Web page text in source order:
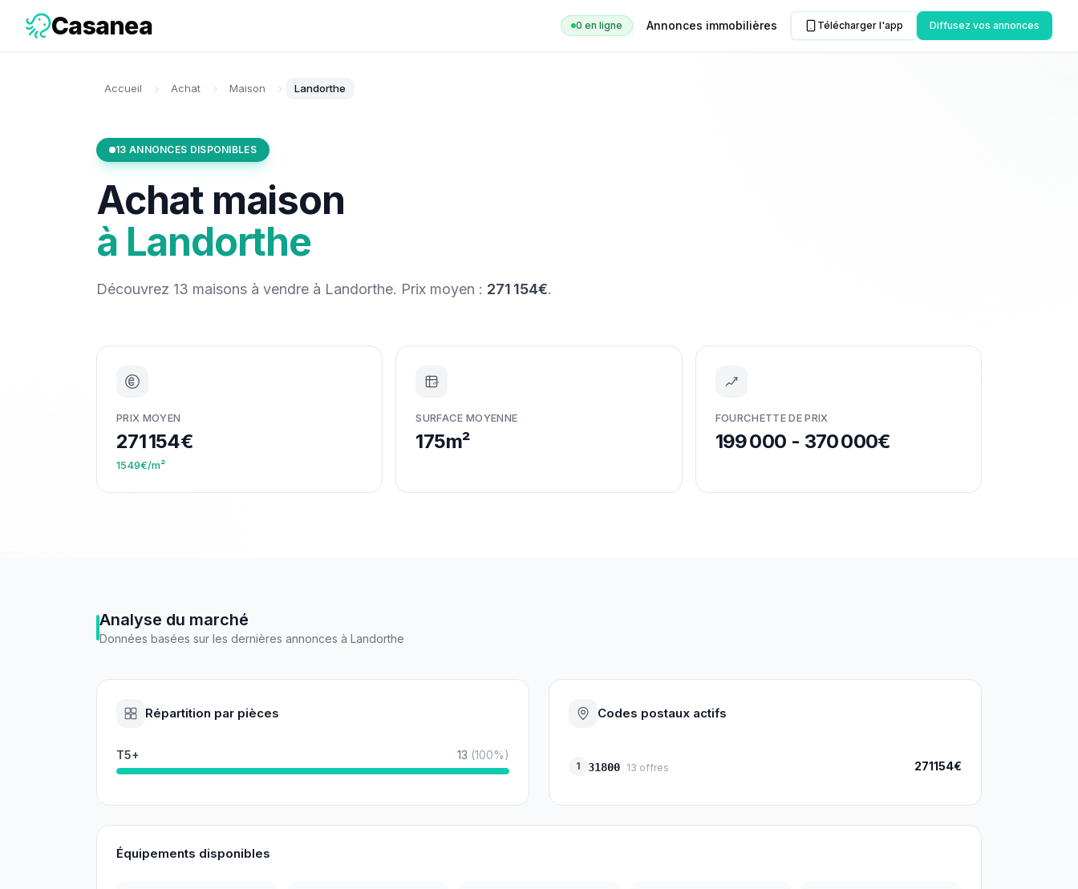
Casanea 0 en ligne Annonces immobilières Télécharger l'app Diffusez vos annonces
Accueil Achat Maison Landorthe
13 ANNONCES DISPONIBLES
Achat maison
à Landorthe
Découvrez 13 maisons à vendre à Landorthe. Prix moyen : 271 154€.
PRIX MOYEN
271 154€
1549€/m²
m²
SURFACE MOYENNE
175m²
FOURCHETTE DE PRIX
199 000 - 370 000€
Analyse du marché
Données basées sur les dernières annonces à Landorthe
Répartition par pièces
T5+ 13 (100%)
Codes postaux actifs
1 31800 13 offres 271154€
Équipements disponibles